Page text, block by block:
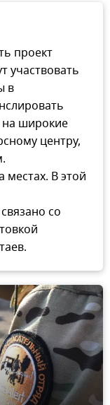
проект
участвовать
в
на широкие
центру,
местах. В этой
со